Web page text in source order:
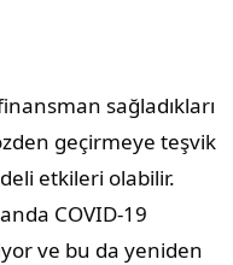
sağladıkları
geçirmeye teşvik
etkileri olabilir.
COVID-19
ve bu da yeniden